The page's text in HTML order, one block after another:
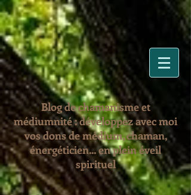
Blog de chamanisme et
médiumnité : développez avec moi
vos dons de médium, chaman,
énergéticien... en plein éveil
spirituel